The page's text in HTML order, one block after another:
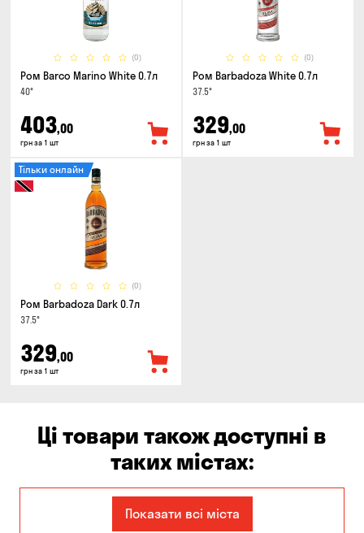
(0)
Ром Barco Marino White 0.7л
40°
403,00
грн за 1 шт
(0)
Ром Barbadoza White 0.7л
37.5°
329,00
грн за 1 шт
(0)
Тільки онлайн
Ром Barbadoza Dark 0.7л
37.5°
329,00
грн за 1 шт
Ці товари також доступні в
таких містах:
Показати всі міста